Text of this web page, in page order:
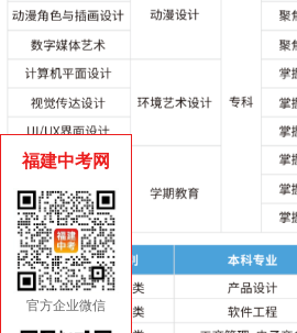
福建中考网
官方企业微信